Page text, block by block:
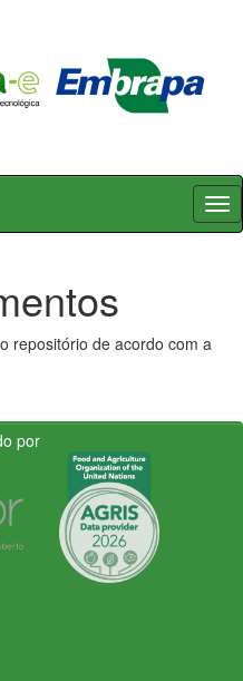
repositório de acordo com a
por